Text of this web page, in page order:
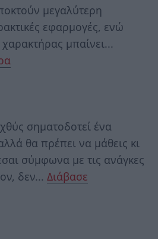
μεγαλύτερη
εφαρμογές, ενώ
μπαίνει...
σηματοδοτεί ένα
θα πρέπει να μάθεις κι
σύμφωνα με τις ανάγκες
δεν... Διάβασε